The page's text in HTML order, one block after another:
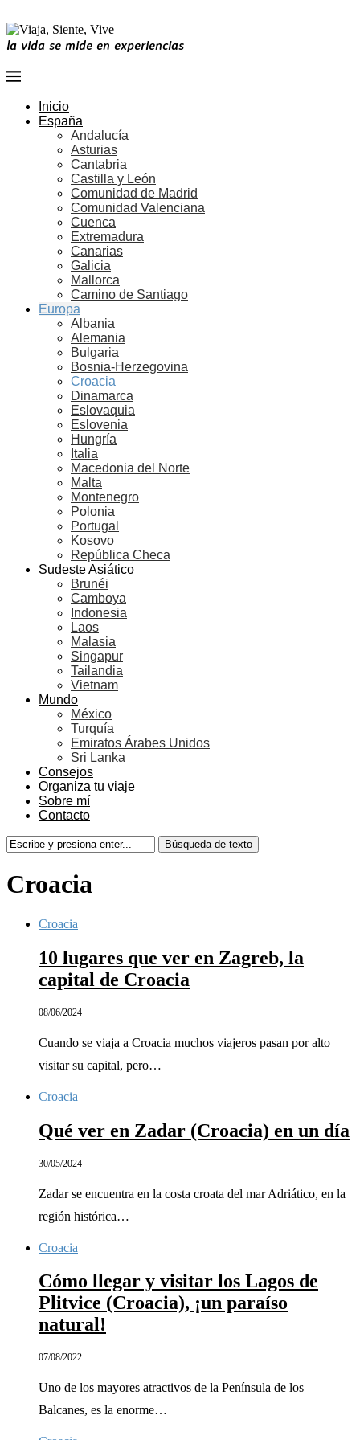
la vida se mide en experiencias
Inicio
España
Andalucía
Asturias
Cantabria
Castilla y León
Comunidad de Madrid
Comunidad Valenciana
Cuenca
Extremadura
Canarias
Galicia
Mallorca
Camino de Santiago
Europa
Albania
Alemania
Bulgaria
Bosnia-Herzegovina
Croacia
Dinamarca
Eslovaquia
Eslovenia
Hungría
Italia
Macedonia del Norte
Malta
Montenegro
Polonia
Portugal
Kosovo
República Checa
Sudeste Asiático
Brunéi
Camboya
Indonesia
Laos
Malasia
Singapur
Tailandia
Vietnam
Mundo
México
Turquía
Emiratos Árabes Unidos
Sri Lanka
Consejos
Organiza tu viaje
Sobre mí
Contacto
Croacia
Croacia
10 lugares que ver en Zagreb, la
capital de Croacia
08/06/2024
Cuando se viaja a Croacia muchos viajeros pasan por alto
visitar su capital, pero…
Croacia
Qué ver en Zadar (Croacia) en un día
30/05/2024
Zadar se encuentra en la costa croata del mar Adriático, en la
región histórica…
Croacia
Cómo llegar y visitar los Lagos de
Plitvice (Croacia), ¡un paraíso
natural!
07/08/2022
Uno de los mayores atractivos de la Península de los
Balcanes, es la enorme…